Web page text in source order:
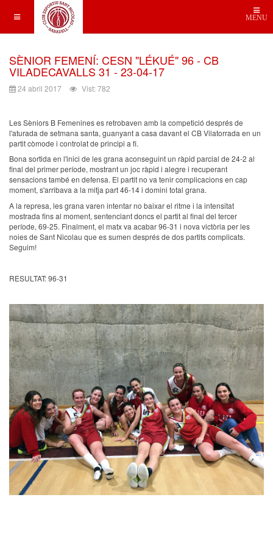
MENU
SÈNIOR FEMENÍ: CESN "LÉKUÉ" 96 - CB
VILADECAVALLS 31 - 23-04-17
24 abril 2017 Vist: 782
Les Sèniors B Femenines es retrobaven amb la competició després de
l'aturada de setmana santa, guanyant a casa davant el CB Vilatorrada en un
partit còmode i controlat de principi a fi.
Bona sortida en l'inici de les grana aconseguint un ràpid parcial de 24-2 al
final del primer període, mostrant un joc ràpid i alegre i recuperant
sensacions també en defensa. El partit no va tenir complicacions en cap
moment, s'arribava a la mitja part 46-14 i domini total grana.
A la represa, les grana varen intentar no baixar el ritme i la intensitat
mostrada fins al moment, sentenciant doncs el partit al final del tercer
període, 69-25. Finalment, el matx va acabar 96-31 i nova victòria per les
noies de Sant Nicolau que es sumen després de dos partits complicats.
Seguim!
RESULTAT: 96-31